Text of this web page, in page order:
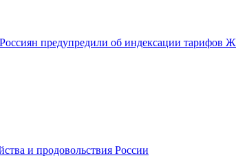
предупредили об индексации тарифов
и продовольствия России